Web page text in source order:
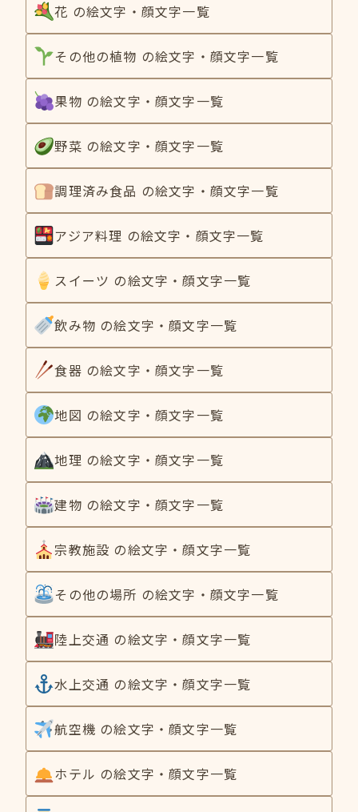
花 の絵文字・顔文字一覧
その他の植物 の絵文字・顔文字一覧
果物 の絵文字・顔文字一覧
野菜 の絵文字・顔文字一覧
調理済み食品 の絵文字・顔文字一覧
アジア料理 の絵文字・顔文字一覧
スイーツ の絵文字・顔文字一覧
飲み物 の絵文字・顔文字一覧
食器 の絵文字・顔文字一覧
地図 の絵文字・顔文字一覧
地理 の絵文字・顔文字一覧
建物 の絵文字・顔文字一覧
宗教施設 の絵文字・顔文字一覧
その他の場所 の絵文字・顔文字一覧
陸上交通 の絵文字・顔文字一覧
水上交通 の絵文字・顔文字一覧
航空機 の絵文字・顔文字一覧
ホテル の絵文字・顔文字一覧